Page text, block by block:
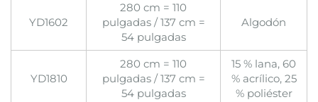
YD1602
280 cm = 110
pulgadas / 137 cm =
54 pulgadas
Algodón
YD1810
280 cm = 110
pulgadas / 137 cm =
54 pulgadas
15 % lana, 60
% acrílico, 25
% poliéster